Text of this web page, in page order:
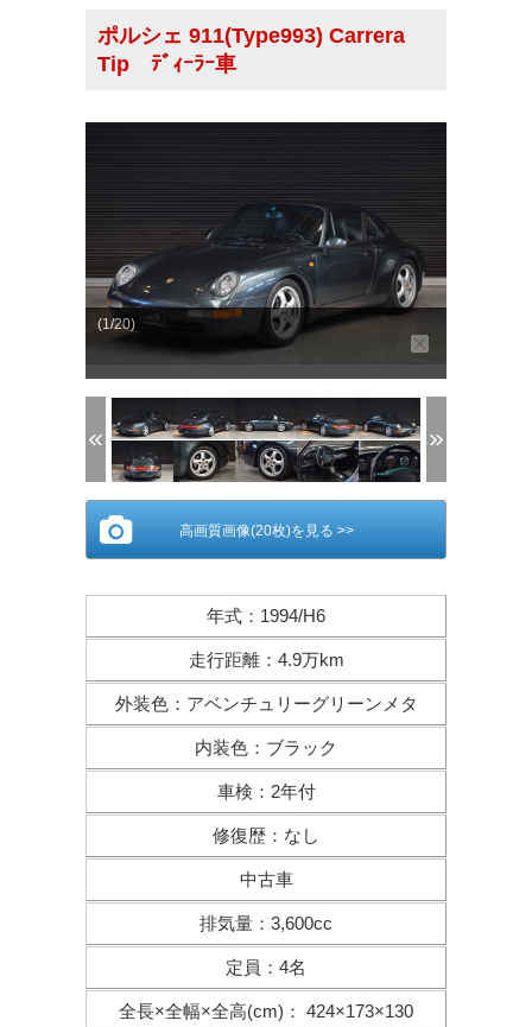
ポルシェ 911(Type993) Carrera
Tip ﾃﾞｨｰﾗｰ車
(1/20)
高画質画像(20枚)を見る >>
年式 ： 1994/H6
走行距離： 4.9万km
外装色： アベンチュリーグリーンメタ
内装色 ： ブラック
車検 ： 2年付
修復歴 ： なし
中古車
排気量 ： 3,600cc
定員 ： 4名
全長×全幅×全高(cm) ： 424×173×130